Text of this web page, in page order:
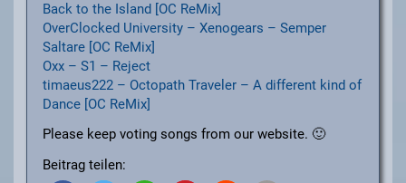
Back to the Island [OC ReMix]
OverClocked University – Xenogears – Semper
Saltare [OC ReMix]
Oxx – S1 – Reject
timaeus222 – Octopath Traveler – A different kind of
Dance [OC ReMix]
Please keep voting songs from our website. 🙂
Beitrag teilen: